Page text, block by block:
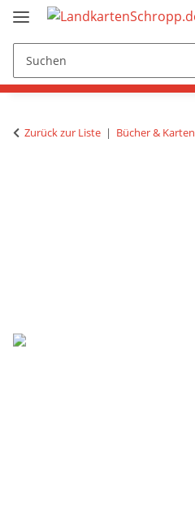
Zurück zur Liste Bücher & Karten